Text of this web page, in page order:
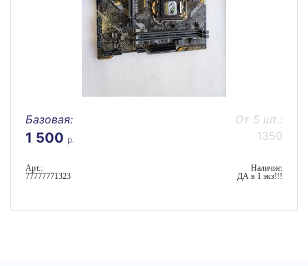
Базовая:
1 500 р.
От 5 шт.:
1350
Арт.:
77777771323
Наличие:
ДА в 1 экз!!!